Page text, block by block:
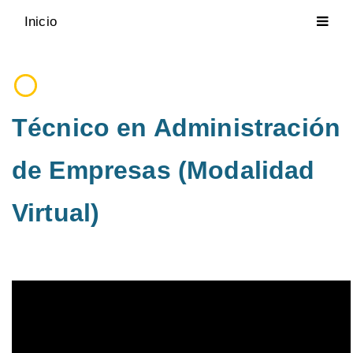
Inicio
Técnico en Administración
de Empresas (Modalidad
Virtual)